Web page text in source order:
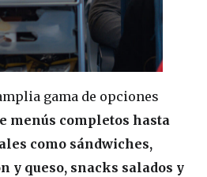
gama de opciones
menús completos hasta
como sándwiches,
y queso, snacks salados y